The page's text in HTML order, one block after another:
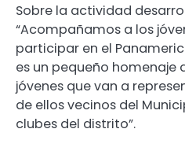
Sobre la actividad
“Acompañamos a los
participar en el
es un pequeño homenaje
jóvenes que van a
de ellos vecinos del
clubes del distrito”.